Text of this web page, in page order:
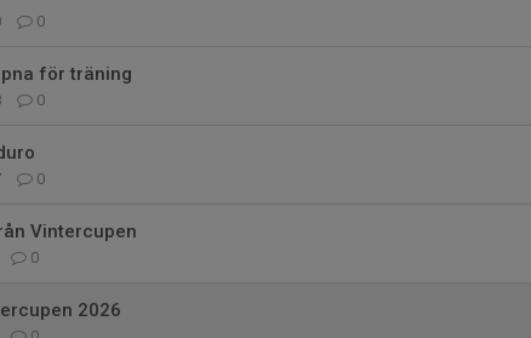
0
för träning
0
0
Vintercupen
0
2026